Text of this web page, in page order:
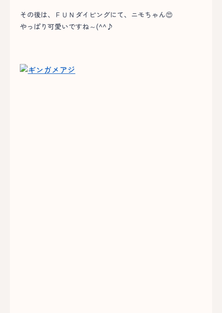
その後は、ＦＵＮダイビングにて、ニモちゃん😍
やっぱり可愛いですね～(^^♪